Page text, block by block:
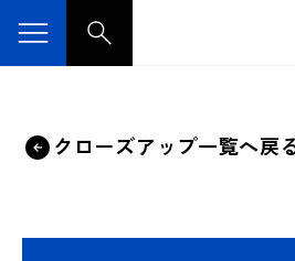
クローズアップ一覧へ戻